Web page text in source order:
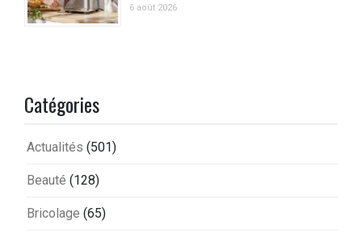
6 août 2026
Catégories
Actualités (501)
Beauté (128)
Bricolage (65)